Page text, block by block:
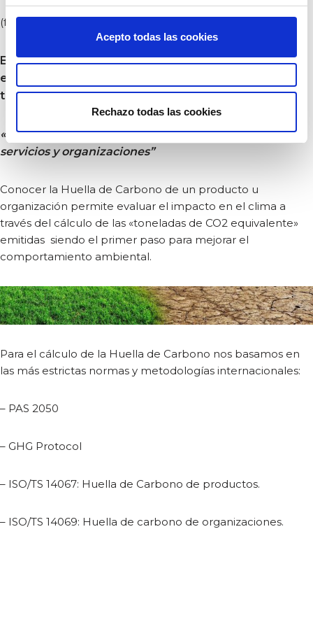
Acepto todas las cookies
Rechazo todas las cookies
(fuente: Aenor)
En CMS Consultoría e Ingeniería, asesoramos a las
empresas para implementar estrategias de
tendencia hacia «Residuos Cero» en sus procesos.
«Cálculo de la huella de Carbono de productos,
servicios y organizaciones”
Conocer la Huella de Carbono de un producto u
organización permite evaluar el impacto en el clima a
través del cálculo de las «toneladas de CO2 equivalente»
emitidas siendo el primer paso para mejorar el
comportamiento ambiental.
Para el cálculo de la Huella de Carbono nos basamos en
las más estrictas normas y metodologías internacionales:
– PAS 2050
– GHG Protocol
– ISO/TS 14067: Huella de Carbono de productos.
– ISO/TS 14069: Huella de carbono de organizaciones.